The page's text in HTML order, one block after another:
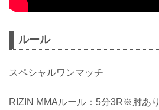
ルール
スペシャルワンマッチ
RIZIN MMAルール：5分3R※肘あり